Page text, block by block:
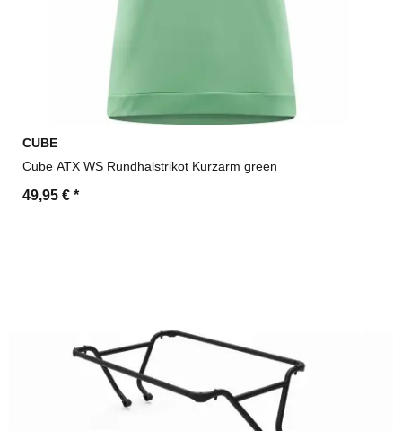
CUBE
Cube ATX WS Rundhalstrikot Kurzarm green
49,95 € *